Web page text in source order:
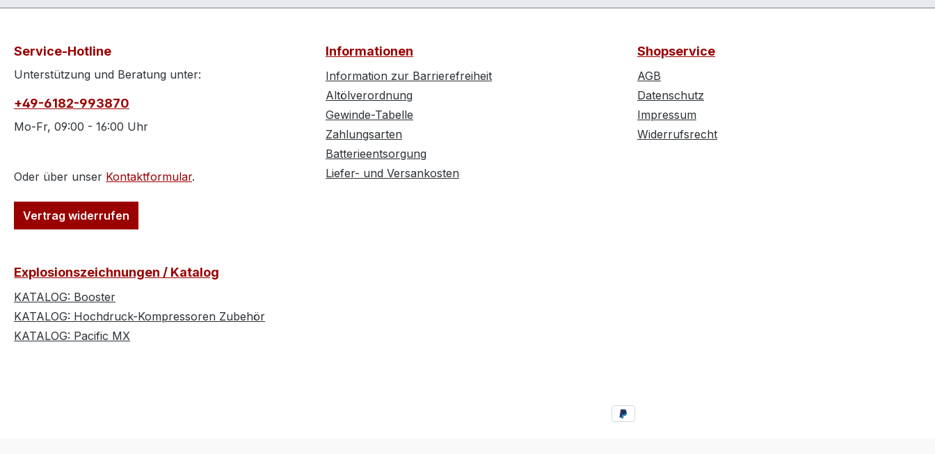
Service-Hotline
Unterstützung und Beratung unter:
+49-6182-993870
Mo-Fr, 09:00 - 16:00 Uhr
Oder über unser Kontaktformular.
Vertrag widerrufen
Informationen
Information zur Barrierefreiheit
Altölverordnung
Gewinde-Tabelle
Zahlungsarten
Batterieentsorgung
Liefer- und Versankosten
Shopservice
AGB
Datenschutz
Impressum
Widerrufsrecht
Explosionszeichnungen / Katalog
KATALOG: Booster
KATALOG: Hochdruck-Kompressoren Zubehör
KATALOG: Pacific MX